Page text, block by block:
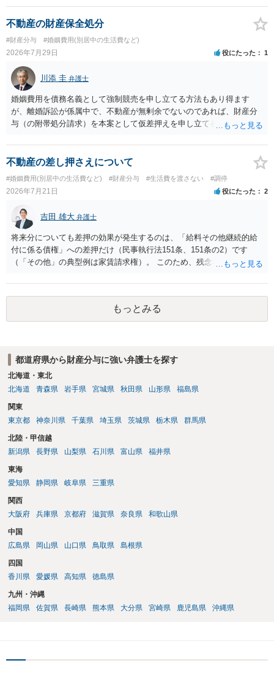
不動産の財産保全処分
#財産分与 #婚姻費用(別居中の生活費など)
2026年7月29日 役にたった 1
川添 圭 弁護士
婚姻費用を債務名義として強制競売を申し立てる方法もあり得ます
が、離婚訴訟が係属中で、不動産が無剰余でないのであれば、財産分
与（の附帯処分請求）を本案として仮差押えを申し立てる（法的には
えられます。弁護士へ依頼しているのであれば、担当弁護士とよく相
談してください。
不動産の差し押さえについて
#婚姻費用(別居中の生活費など) #財産分与 #生活費を渡さない #調停
2026年7月21日 役にたった 2
吉田 雄大 弁護士
将来分についても差押の効果が発生するのは、「給料その他継続的給
付に係る債権」への差押だけ（民事執行法151条、151条の2）です
（「その他」の典型例は家賃請求権）。 このため、残念ながらお答え
のみが配当の対象です。
もっとみる
都道府県から財産分与に強い弁護士を探す
北海道・東北
北海道
青森県 岩手県 宮城県 秋田県 山形県 福島県
関東
東京都
神奈川県 千葉県 埼玉県 茨城県 栃木県 群馬県
北陸・甲信越
新潟県
長野県 山梨県 石川県 富山県 福井県
東海
愛知県
静岡県 岐阜県 三重県
関西
大阪府
兵庫県 京都府 滋賀県 奈良県 和歌山県
中国
広島県
岡山県 山口県 鳥取県 島根県
四国
香川県
愛媛県 高知県 徳島県
九州・沖縄
福岡県
佐賀県 長崎県 熊本県 大分県 宮崎県 鹿児島県 沖縄県